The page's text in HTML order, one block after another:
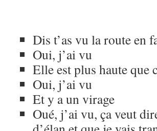
Dis t’as vu la route en
Oui, j’ai vu
Elle est plus haute que
Oui, j’ai vu
Et y a un virage
Oué, j’ai vu, ça veut